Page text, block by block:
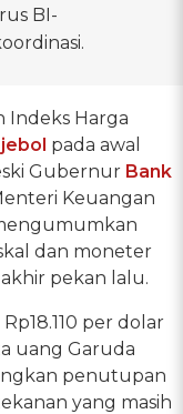
BI-
Indeks Harga
jebol pada awal
Gubernur Bank
Keuangan
dan moneter
pekan lalu.
per dolar
uang Garuda
penutupan
yang masih